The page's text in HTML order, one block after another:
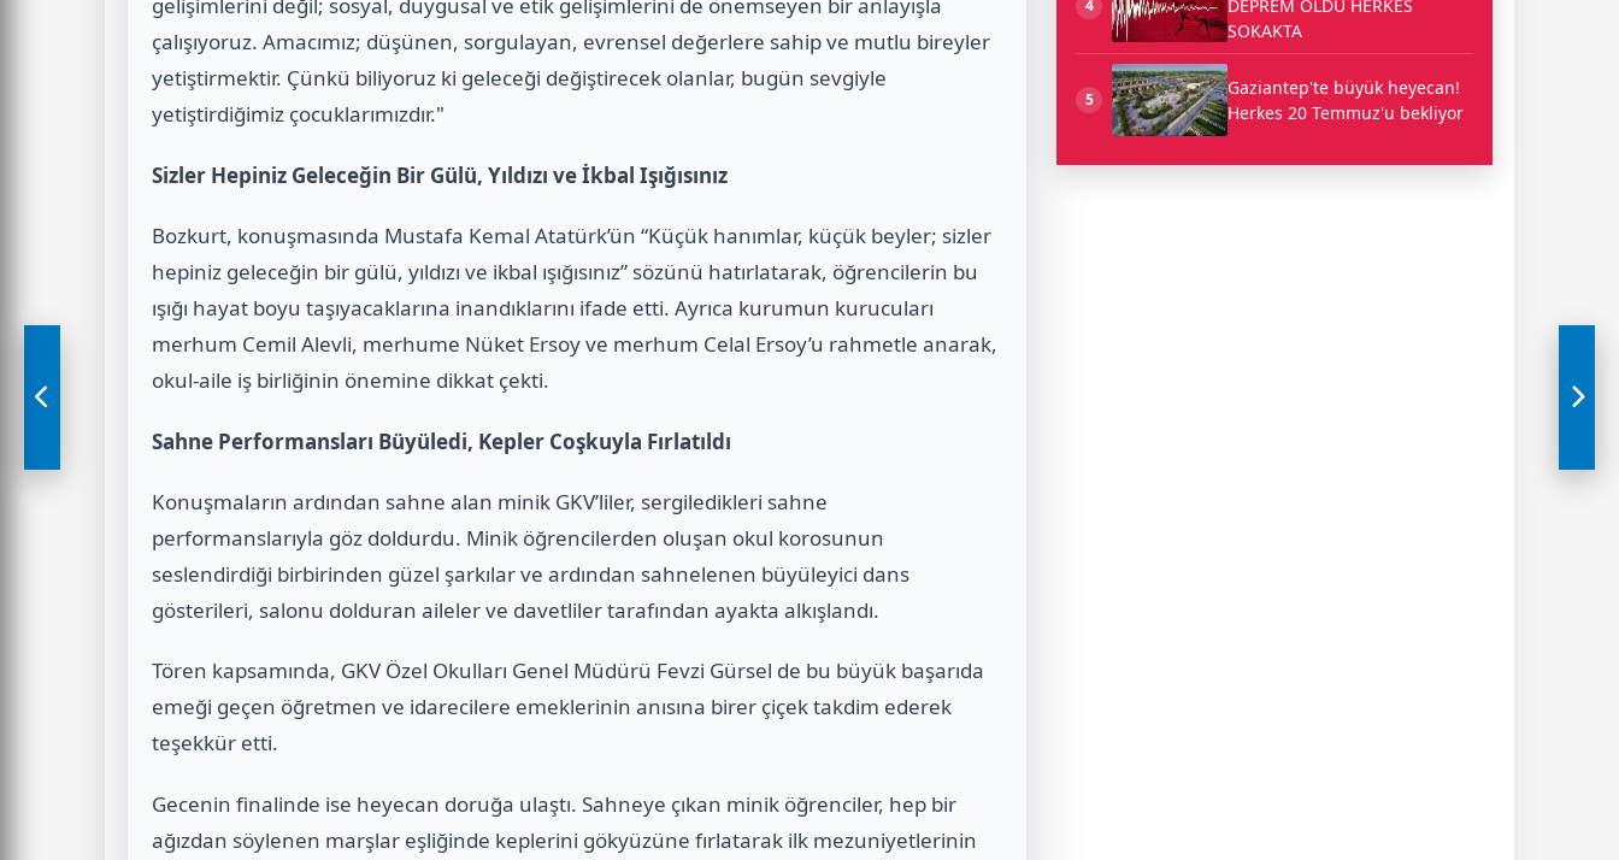
gelişimlerini değil; sosyal, duygusal ve etik gelişimlerini de önemseyen bir anlayışla
çalışıyoruz. Amacımız; düşünen, sorgulayan, evrensel değerlere sahip ve mutlu bireyler
yetiştirmektir. Çünkü biliyoruz ki geleceği değiştirecek olanlar, bugün sevgiyle
yetiştirdiğimiz çocuklarımızdır."
Sizler Hepiniz Geleceğin Bir Gülü, Yıldızı ve İkbal Işığısınız
Bozkurt, konuşmasında Mustafa Kemal Atatürk’ün “Küçük hanımlar, küçük beyler; sizler
hepiniz geleceğin bir gülü, yıldızı ve ikbal ışığısınız” sözünü hatırlatarak, öğrencilerin bu
ışığı hayat boyu taşıyacaklarına inandıklarını ifade etti. Ayrıca kurumun kurucuları
merhum Cemil Alevli, merhume Nüket Ersoy ve merhum Celal Ersoy’u rahmetle anarak,
okul-aile iş birliğinin önemine dikkat çekti.
Sahne Performansları Büyüledi, Kepler Coşkuyla Fırlatıldı
Konuşmaların ardından sahne alan minik GKV’liler, sergiledikleri sahne
performanslarıyla göz doldurdu. Minik öğrencilerden oluşan okul korosunun
seslendirdiği birbirinden güzel şarkılar ve ardından sahnelenen büyüleyici dans
gösterileri, salonu dolduran aileler ve davetliler tarafından ayakta alkışlandı.
Tören kapsamında, GKV Özel Okulları Genel Müdürü Fevzi Gürsel de bu büyük başarıda
emeği geçen öğretmen ve idarecilere emeklerinin anısına birer çiçek takdim ederek
teşekkür etti.
Gecenin finalinde ise heyecan doruğa ulaştı. Sahneye çıkan minik öğrenciler, hep bir
ağızdan söylenen marşlar eşliğinde keplerini gökyüzüne fırlatarak ilk mezuniyetlerinin
4
DEPREM OLDU HERKES
SOKAKTA
5
Gaziantep'te büyük heyecan!
Herkes 20 Temmuz'u bekliyor